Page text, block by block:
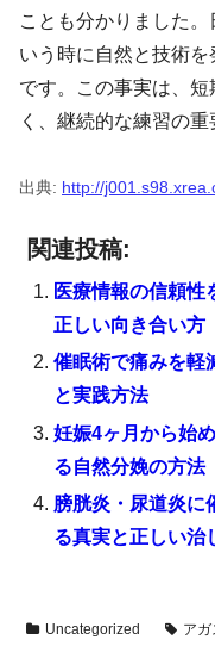
ことも分かりました
いう時に自然と技術
です。この事実は、
く、継続的な練習の
出典: http://
関連投稿:
医療情報の信頼性
正しい向き合い方
催眠術で痛みを軽
と実践方法
妊娠4ヶ月から始
る自然分娩の方法
膀胱炎・尿道炎に
る真実と正しい治
Uncategorized ア